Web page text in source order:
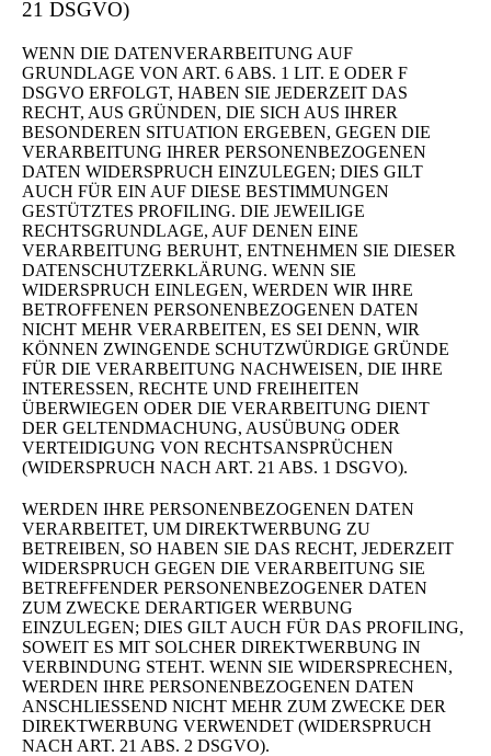
21 DSGVO)
WENN DIE DATENVERARBEITUNG AUF
GRUNDLAGE VON ART. 6 ABS. 1 LIT. E ODER F
DSGVO ERFOLGT, HABEN SIE JEDERZEIT DAS
RECHT, AUS GRÜNDEN, DIE SICH AUS IHRER
BESONDEREN SITUATION ERGEBEN, GEGEN DIE
VERARBEITUNG IHRER PERSONENBEZOGENEN
DATEN WIDERSPRUCH EINZULEGEN; DIES GILT
AUCH FÜR EIN AUF DIESE BESTIMMUNGEN
GESTÜTZTES PROFILING. DIE JEWEILIGE
RECHTSGRUNDLAGE, AUF DENEN EINE
VERARBEITUNG BERUHT, ENTNEHMEN SIE DIESER
DATENSCHUTZERKLÄRUNG. WENN SIE
WIDERSPRUCH EINLEGEN, WERDEN WIR IHRE
BETROFFENEN PERSONENBEZOGENEN DATEN
NICHT MEHR VERARBEITEN, ES SEI DENN, WIR
KÖNNEN ZWINGENDE SCHUTZWÜRDIGE GRÜNDE
FÜR DIE VERARBEITUNG NACHWEISEN, DIE IHRE
INTERESSEN, RECHTE UND FREIHEITEN
ÜBERWIEGEN ODER DIE VERARBEITUNG DIENT
DER GELTENDMACHUNG, AUSÜBUNG ODER
VERTEIDIGUNG VON RECHTSANSPRÜCHEN
(WIDERSPRUCH NACH ART. 21 ABS. 1 DSGVO).
WERDEN IHRE PERSONENBEZOGENEN DATEN
VERARBEITET, UM DIREKTWERBUNG ZU
BETREIBEN, SO HABEN SIE DAS RECHT, JEDERZEIT
WIDERSPRUCH GEGEN DIE VERARBEITUNG SIE
BETREFFENDER PERSONENBEZOGENER DATEN
ZUM ZWECKE DERARTIGER WERBUNG
EINZULEGEN; DIES GILT AUCH FÜR DAS PROFILING,
SOWEIT ES MIT SOLCHER DIREKTWERBUNG IN
VERBINDUNG STEHT. WENN SIE WIDERSPRECHEN,
WERDEN IHRE PERSONENBEZOGENEN DATEN
ANSCHLIESSEND NICHT MEHR ZUM ZWECKE DER
DIREKTWERBUNG VERWENDET (WIDERSPRUCH
NACH ART. 21 ABS. 2 DSGVO).